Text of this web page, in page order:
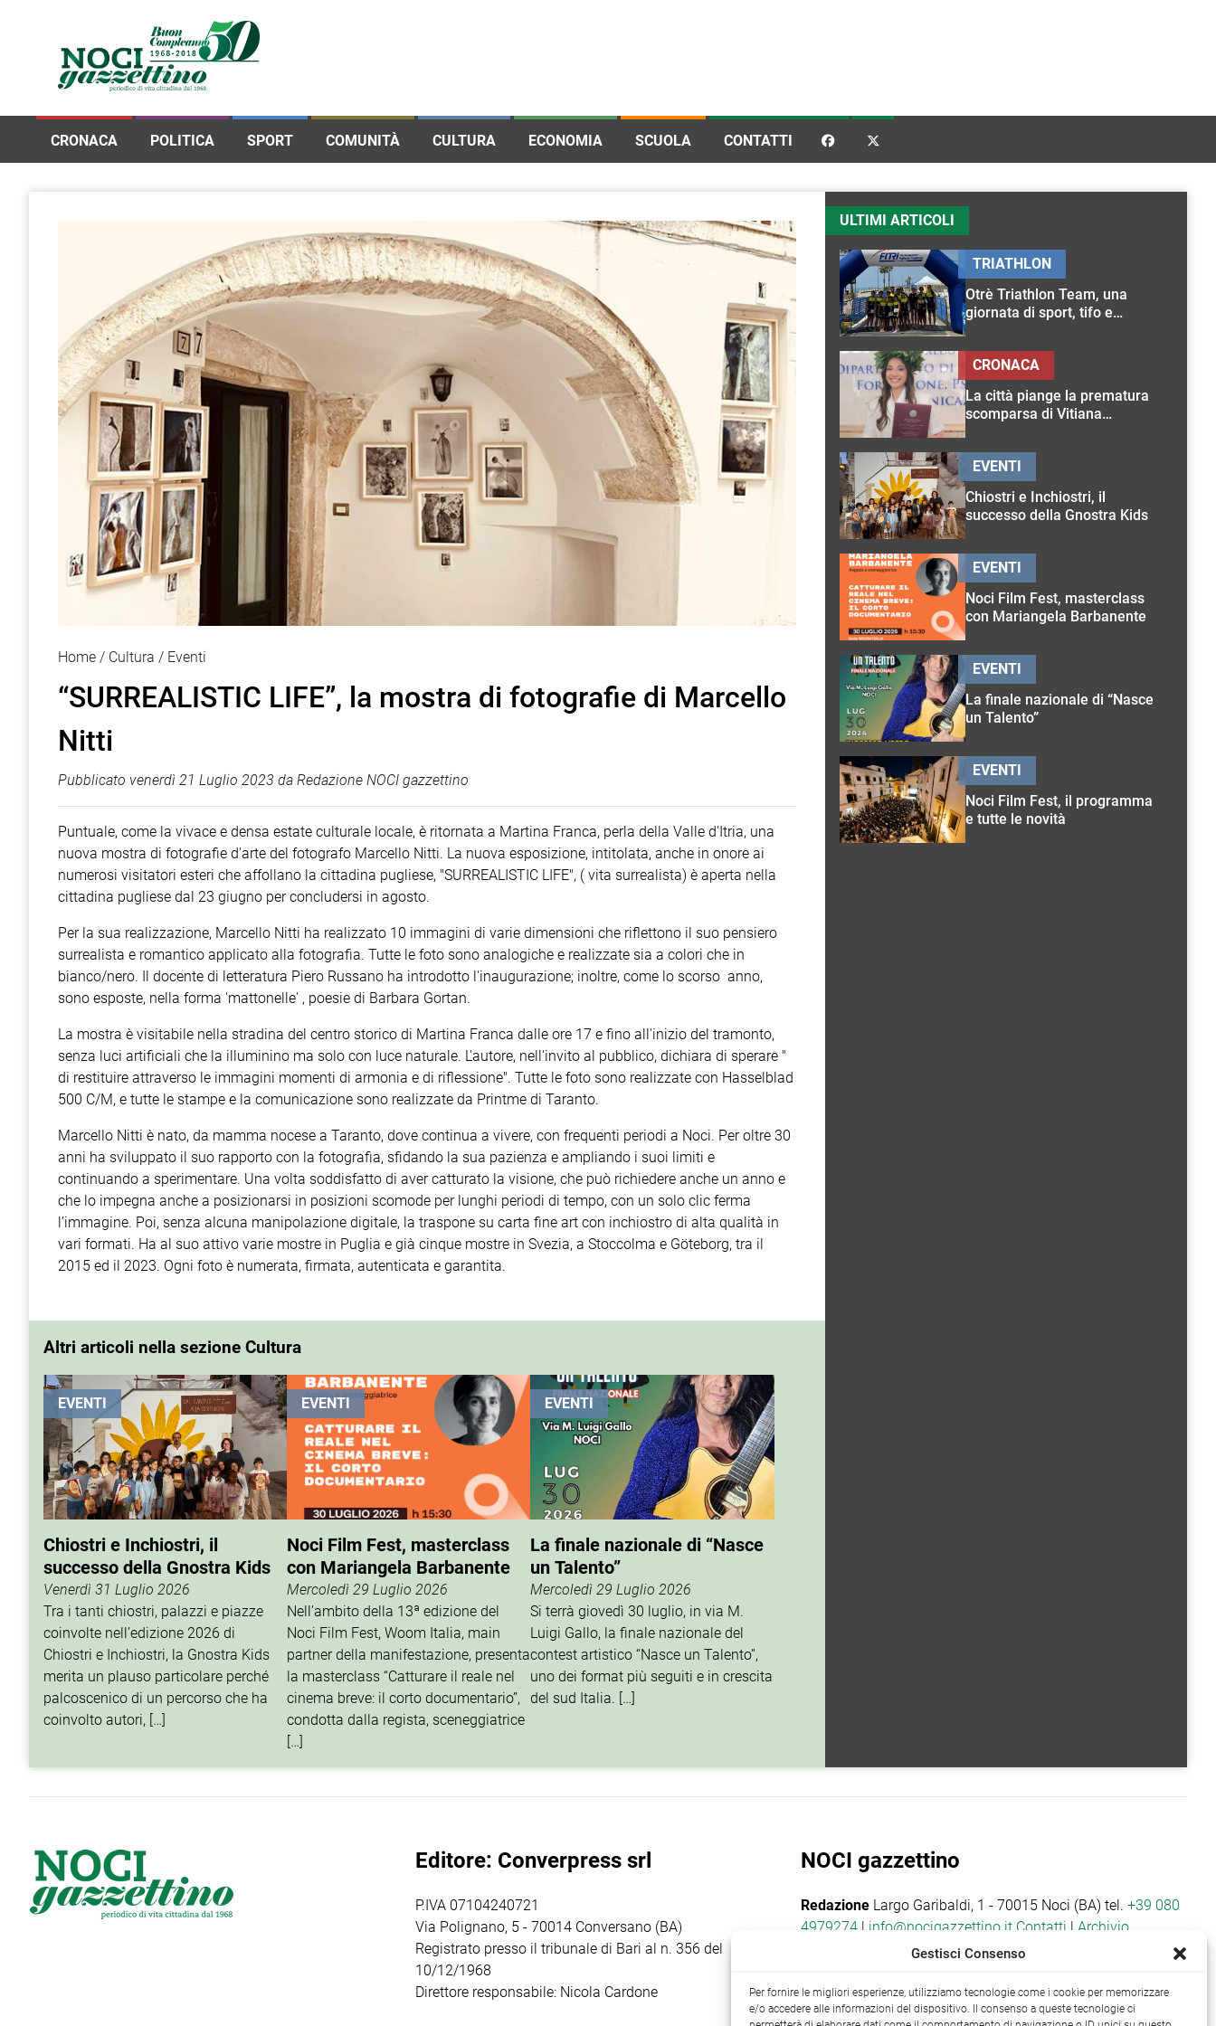
CRONACA POLITICA SPORT COMUNITÀ CULTURA ECONOMIA SCUOLA CONTATTI  
Home Cultura Eventi
“SURREALISTIC LIFE”, la mostra di fotografie di Marcello
Nitti
Pubblicato venerdì 21 Luglio 2023 da Redazione NOCI gazzettino
Puntuale, come la vivace e densa estate culturale locale, è ritornata a Martina Franca, perla della Valle d'Itria, una
nuova mostra di fotografie d'arte del fotografo Marcello Nitti. La nuova esposizione, intitolata, anche in onore ai
numerosi visitatori esteri che affollano la cittadina pugliese, "SURREALISTIC LIFE", ( vita surrealista) è aperta nella
cittadina pugliese dal 23 giugno per concludersi in agosto.
Per la sua realizzazione, Marcello Nitti ha realizzato 10 immagini di varie dimensioni che riflettono il suo pensiero
surrealista e romantico applicato alla fotografia. Tutte le foto sono analogiche e realizzate sia a colori che in
bianco/nero. Il docente di letteratura Piero Russano ha introdotto l'inaugurazione; inoltre, come lo scorso anno,
sono esposte, nella forma 'mattonelle' , poesie di Barbara Gortan.
La mostra è visitabile nella stradina del centro storico di Martina Franca dalle ore 17 e fino all'inizio del tramonto,
senza luci artificiali che la illuminino ma solo con luce naturale. L'autore, nell'invito al pubblico, dichiara di sperare "
di restituire attraverso le immagini momenti di armonia e di riflessione". Tutte le foto sono realizzate con Hasselblad
500 C/M, e tutte le stampe e la comunicazione sono realizzate da Printme di Taranto.
Marcello Nitti è nato, da mamma nocese a Taranto, dove continua a vivere, con frequenti periodi a Noci. Per oltre 30
anni ha sviluppato il suo rapporto con la fotografia, sfidando la sua pazienza e ampliando i suoi limiti e
continuando a sperimentare. Una volta soddisfatto di aver catturato la visione, che può richiedere anche un anno e
che lo impegna anche a posizionarsi in posizioni scomode per lunghi periodi di tempo, con un solo clic ferma
l’immagine. Poi, senza alcuna manipolazione digitale, la traspone su carta fine art con inchiostro di alta qualità in
vari formati. Ha al suo attivo varie mostre in Puglia e già cinque mostre in Svezia, a Stoccolma e Göteborg, tra il
2015 ed il 2023. Ogni foto è numerata, firmata, autenticata e garantita.
Altri articoli nella sezione Cultura
EVENTI
Chiostri e Inchiostri, il
successo della Gnostra Kids
Venerdì 31 Luglio 2026
Tra i tanti chiostri, palazzi e piazze
coinvolte nell’edizione 2026 di
Chiostri e Inchiostri, la Gnostra Kids
merita un plauso particolare perché
palcoscenico di un percorso che ha
coinvolto autori, […]
EVENTI
Noci Film Fest, masterclass
con Mariangela Barbanente
Mercoledì 29 Luglio 2026
Nell’ambito della 13ª edizione del
Noci Film Fest, Woom Italia, main
partner della manifestazione, presenta
la masterclass “Catturare il reale nel
cinema breve: il corto documentario”,
condotta dalla regista, sceneggiatrice
[…]
EVENTI
La finale nazionale di “Nasce
un Talento”
Mercoledì 29 Luglio 2026
Si terrà giovedì 30 luglio, in via M.
Luigi Gallo, la finale nazionale del
contest artistico “Nasce un Talento”,
uno dei format più seguiti e in crescita
del sud Italia. […]
ULTIMI ARTICOLI
Otrè Triathlon Team, una
giornata di sport, tifo e
TRIATHLON
La città piange la prematura
scomparsa di Vitiana
CRONACA
Chiostri e Inchiostri, il
successo della Gnostra Kids
EVENTI
Noci Film Fest, masterclass
con Mariangela Barbanente
EVENTI
La finale nazionale di “Nasce
un Talento”
EVENTI
Noci Film Fest, il programma
e tutte le novità
EVENTI
Editore: Converpress srl
P.IVA 07104240721
Via Polignano, 5 - 70014 Conversano (BA)
Registrato presso il tribunale di Bari al n. 356 del
10/12/1968
Direttore responsabile: Nicola Cardone
NOCI gazzettino
Redazione Largo Garibaldi, 1 - 70015 Noci (BA) tel.+39 080
4979274 | info@nocigazzettino.it Contatti | Archivio
Gestisci Consenso
Per fornire le migliori esperienze, utilizziamo tecnologie come i cookie per memorizzare
e/o accedere alle informazioni del dispositivo. Il consenso a queste tecnologie ci